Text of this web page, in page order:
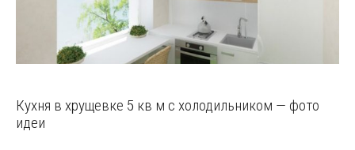
Кухня в хрущевке 5 кв м с холодильником — фото
идеи